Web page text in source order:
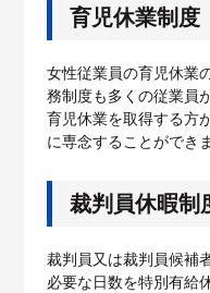
育児休業制度
女性従業員の育児休業
務制度も多くの従業員
育児休業を取得する方
に専念することができま
裁判員休暇制
裁判員又は裁判員候補
必要な日数を特別有給